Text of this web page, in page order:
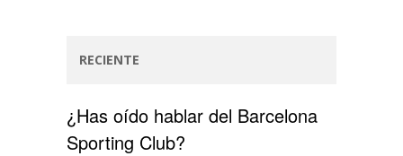
RECIENTE
¿Has oído hablar del Barcelona
Sporting Club?